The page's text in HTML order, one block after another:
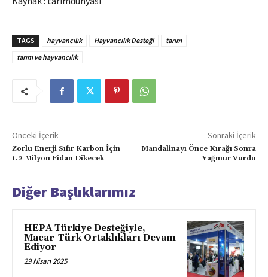
TAGS hayvancılık Hayvancılık Desteği
tarım
tarım ve hayvancılık
Önceki İçerik
Zorlu Enerji Sıfır Karbon İçin
1.2 Milyon Fidan Dikecek
Sonraki İçerik
Mandalinayı Önce Kırağı Sonra
Yağmur Vurdu
Diğer Başlıklarımız
HEPA Türkiye Desteğiyle,
Macar-Türk Ortaklıkları Devam
Ediyor
29 Nisan 2025